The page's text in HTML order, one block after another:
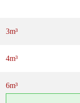
3m³
4m³
6m³